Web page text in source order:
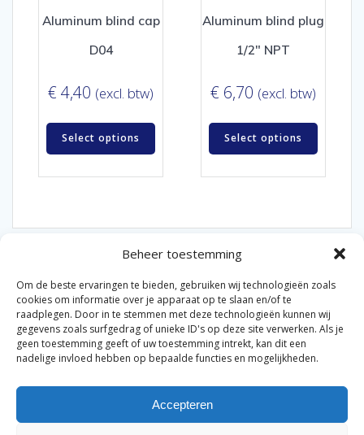
Beheer toestemming
Om de beste ervaringen te bieden, gebruiken wij technologieën zoals
cookies om informatie over je apparaat op te slaan en/of te
raadplegen. Door in te stemmen met deze technologieën kunnen wij
gegevens zoals surfgedrag of unieke ID's op deze site verwerken. Als je
geen toestemming geeft of uw toestemming intrekt, kan dit een
nadelige invloed hebben op bepaalde functies en mogelijkheden.
Accepteren
Aluminum blind cap
D04
€ 4,40 (excl. btw)
Select options
Aluminum blind plug
1/2″ NPT
€ 6,70 (excl. btw)
Select options
© 2026 Van der Bel Las en Radiateurenbedrijf.
Privacyverklaring|Cookiebeleid|Retourbeleid|
Algemene voorwaarden voor consumenten
algemene voorwaarden
Disclaimer